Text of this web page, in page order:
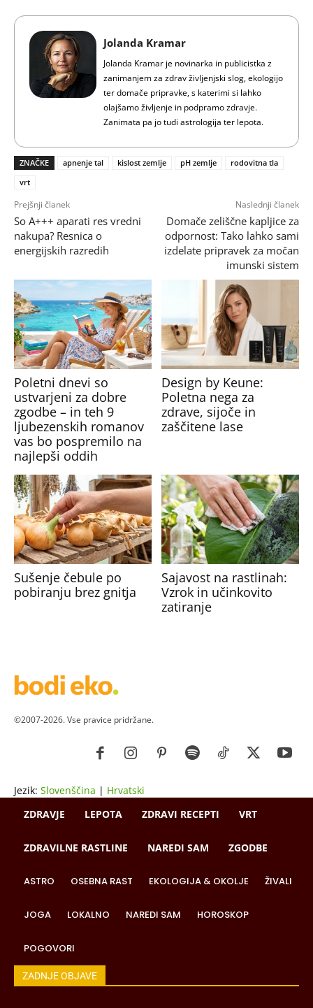
Jolanda Kramar
Jolanda Kramar je novinarka in publicistka z
zanimanjem za zdrav življenjski slog, ekologijo
ter domače pripravke, s katerimi si lahko
olajšamo življenje in podpramo zdravje.
Zanimata pa jo tudi astrologija ter lepota.
ZNAČKE apnenje tal kislost zemlje pH zemlje
rodovitna tla
vrt
Prejšnji članek
So A+++ aparati res vredni
nakupa? Resnica o
energijskih razredih
Naslednji članek
Domače zeliščne kapljice za
odpornost: Tako lahko sami
izdelate pripravek za močan
imunski sistem
Poletni dnevi so
ustvarjeni za dobre
zgodbe – in teh 9
ljubezenskih romanov
vas bo pospremilo na
najlepši oddih
Design by Keune:
Poletna nega za
zdrave, sijoče in
zaščitene lase
Sušenje čebule po
pobiranju brez gnitja
Sajavost na rastlinah:
Vzrok in učinkovito
zatiranje
©2007-2026. Vse pravice pridržane.
Jezik: Slovenščina | Hrvatski
ZDRAVJE
LEPOTA ZDRAVI RECEPTI VRT
ZDRAVILNE RASTLINE NAREDI SAM ZGODBE
ASTRO OSEBNA RAST EKOLOGIJA & OKOLJE ŽIVALI
JOGA LOKALNO NAREDI SAM HOROSKOP
POGOVORI
ZADNJE OBJAVE